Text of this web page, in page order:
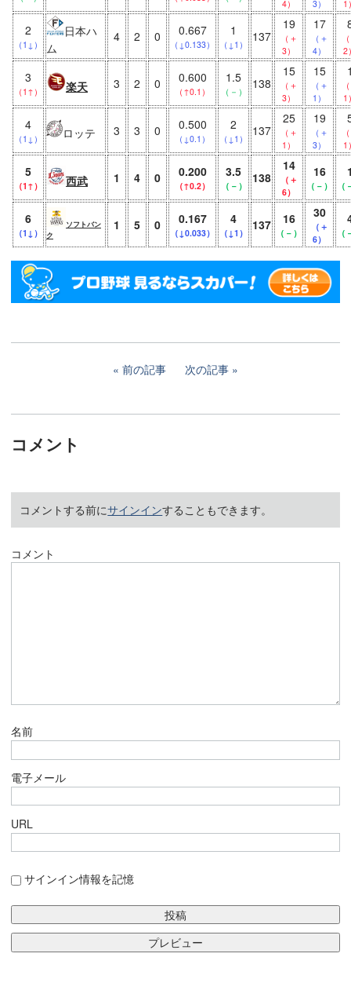
4） 3） 1
2
（1↓）
日本ハ
ム
4 2 0 0.667
（↓0.133）
1
（↓1）
137
19
（＋
3）
17
（＋
4）
2
3
（1↑） 楽天 3 2 0 0.600
（↑0.1）
1.5
（－）
138
15
（＋
3）
15
（＋
1）
1
4
（1↓） ロッテ 3 3 0 0.500
（↓0.1）
2
（↓1）
137
25
（＋
1）
19
（＋
3）
1
5
（1↑） 西武 1 4 0 0.200
（↑0.2）
3.5
（－）
138
14
（＋
6）
16
（－） （
6
（1↓）
ソフトバン
ク
1 5 0 0.167
（↓0.033）
4
（↓1）
137 16
（－）
30
（＋
6）
（
前の記事 次の記事
コメント
コメントする前にサインインすることもできます。
コメント
名前
電子メール
URL
サインイン情報を記憶